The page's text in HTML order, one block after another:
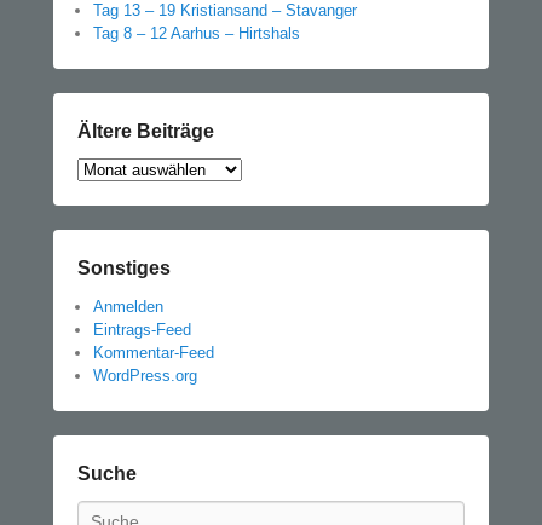
Tag 13 – 19 Kristiansand – Stavanger
Tag 8 – 12 Aarhus – Hirtshals
Ältere Beiträge
Ältere
Sonstiges
Anmelden
Eintrags-Feed
Kommentar-Feed
WordPress.org
Suche
Search